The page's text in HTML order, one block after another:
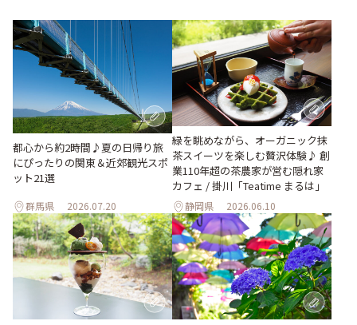
都心から約2時間♪夏の日帰り旅
にぴったりの関東＆近郊観光スポ
ット21選
群馬県 2026.07.20
緑を眺めながら、オーガニック抹
茶スイーツを楽しむ贅沢体験♪ 創
業110年超の茶農家が営む隠れ家
カフェ / 掛川「Teatime まるは」
静岡県 2026.06.10